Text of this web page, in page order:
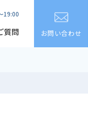
質問
19:00
お問い合わせ